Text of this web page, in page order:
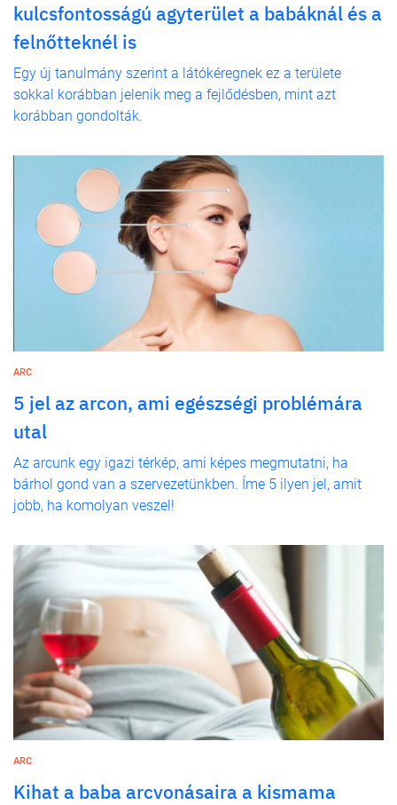
kulcsfontosságú agyterület a babáknál és a
felnőtteknél is
Egy új tanulmány szerint a látókéregnek ez a területe
sokkal korábban jelenik meg a fejlődésben, mint azt
korábban gondolták.
ARC
5 jel az arcon, ami egészségi problémára
utal
Az arcunk egy igazi térkép, ami képes megmutatni, ha
bárhol gond van a szervezetünkben. Íme 5 ilyen jel, amit
jobb, ha komolyan veszel!
ARC
Kihat a baba arcvonásaira a kismama